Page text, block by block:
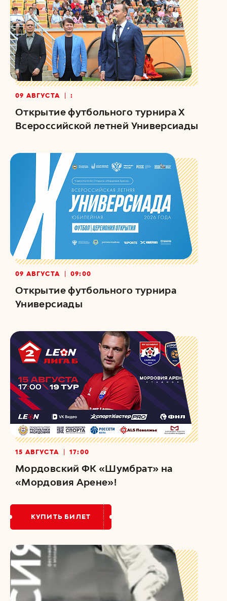
09 АВГУСТА :
Открытие футбольного турнира Х
Всероссийской летней Универсиады
09 АВГУСТА 09:00
Открытие футбольного турнира
Универсиады
15 АВГУСТА 17:00
Мордовский ФК «Шумбрат» на
«Мордовия Арене»!
КУПИТЬ БИЛЕТ